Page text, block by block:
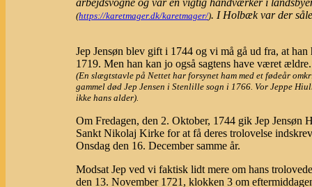
arbejdsvogne og var en vigtig håndværker i
(https://karetmager.dk/karetmager/). I Holbæk var der
Jep Jensøn blev gift i 1744 og vi må gå ud fra, at
1719. Men han kan jo også sagtens have været ældre.
(En slægtstavle på Nettet har forsynet ham med et fødeår
gammel død Jep Jensen i Stenlille sogn i 1766. Vor Jeppe
ikke hans alder).
Om Fredagen, den 2. Oktober, 1744 gik Jep
Sankt Nikolaj Kirke for at få deres trolovelse
Onsdag den 16. December samme år.
Modsat Jep ved vi faktisk lidt mere om hans
den 13. November 1721, klokken 3 om